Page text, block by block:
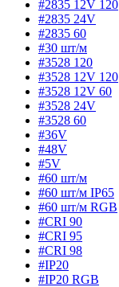
#2835 12V 120
#2835 24V
#2835 60
#30 шт/м
#3528 120
#3528 12V 120
#3528 12V 60
#3528 24V
#3528 60
#36V
#48V
#5V
#60 шт/м
#60 шт/м IP65
#60 шт/м RGB
#CRI 90
#CRI 95
#CRI 98
#IP20
#IP20 RGB